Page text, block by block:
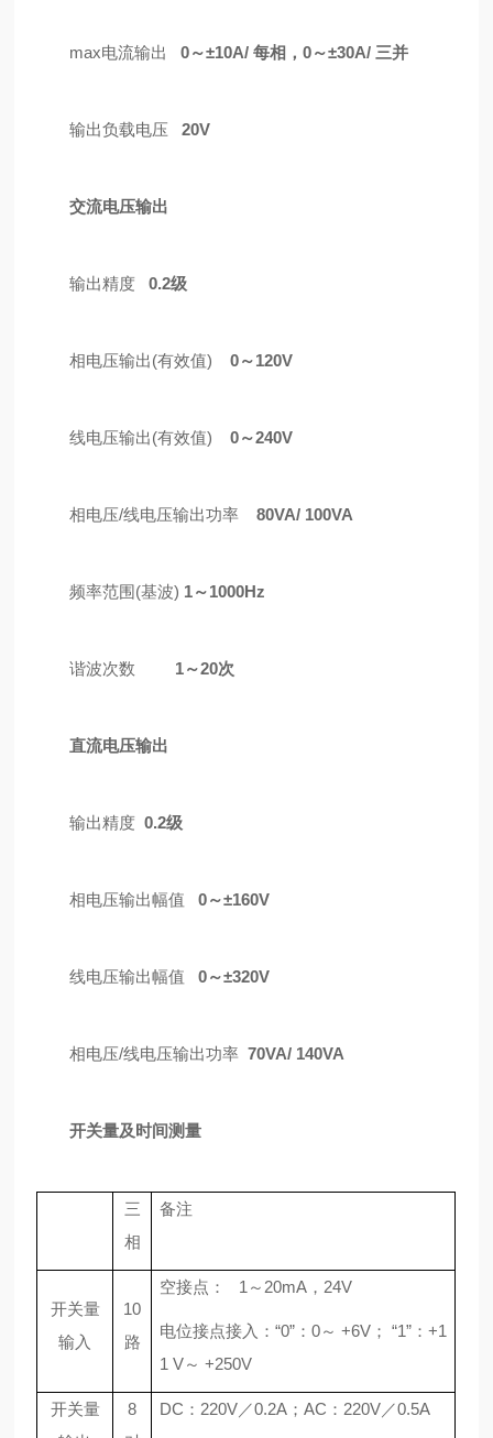
max电流输出0～±10A/ 每相，0～±30A/ 三并
输出负载电压20V
交流电压输出
输出精度0.2级
相电压输出(有效值)0～120V
线电压输出(有效值)0～240V
相电压/线电压输出功率80VA/ 100VA
频率范围(基波) 1～1000Hz
谐波次数 1～20次
直流电压输出
输出精度0.2级
相电压输出幅值0～±160V
线电压输出幅值0～±320V
相电压/线电压输出功率70VA/ 140VA
开关量及时间测量
三
相
备注
开关量
输入
10
路
空接点： 1 ～ 20mA ， 24V
电位接点接入：“0”：0～ +6V ； “1”：+1
1 V～ +250V
开关量
8
DC ： 220V／0.2A ；AC ： 220V／0.5A